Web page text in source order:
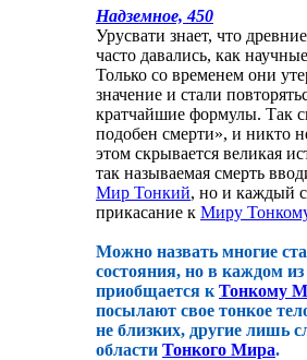
Надземное, 450
Урусвати знает, что
часто давались, как
Только со временем они
значение и стали
кратчайшие формулы. Так
подобен смерти», и никто
этом скрывается великая
так называемая смерть
Мир Тонкий, но и каждый
прикасание к Миру
Можно назвать многие
состояния, но в каждом
приобщается к Тонкому
посылают свое тонкое
не близких, другие лишь
области Тонкого Мира.